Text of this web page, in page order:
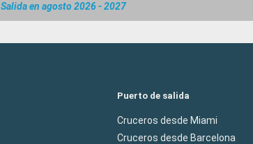
Salida en agosto 2026 - 2027
Puerto de salida
Cruceros desde Miami
Cruceros desde Barcelona